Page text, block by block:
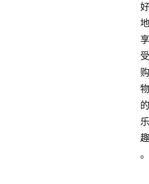
好
地
享
受
购
物
的
乐
趣
。